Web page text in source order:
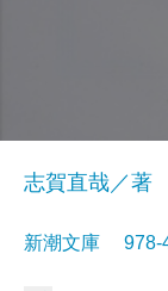
志賀直哉／著
新潮文庫